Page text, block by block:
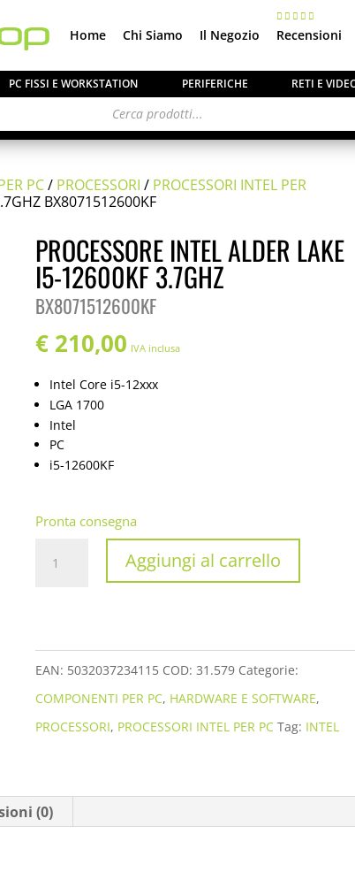
PC FISSI E WORKSTATION PERIFERICHE RETI E
Home Chi Siamo Il Negozio Recensioni
PC/ PROCESSORI/ PROCESSORI INTEL PER
BX8071512600KF
PROCESSORE INTEL ALDER LAKE
I5-12600KF 3.7GHZ
BX8071512600KF
€210,00 IVA inclusa
Intel Core i5-12xxx
LGA 1700
Intel
PC
i5-12600KF
Pronta consegna
I5-
12600KF
3.7GHZ
Aggiungi al carrello
EAN:5032037234115 COD:31.579 Categorie:
COMPONENTI PER PC,HARDWARE E SOFTWARE,
PROCESSORI,PROCESSORI INTEL PER PC Tag:INTEL
(0)
clienti che ilnegozio è chiuso per ferie
ordinipervenuti in questi giorni verranno
partire dal 24 Agosto